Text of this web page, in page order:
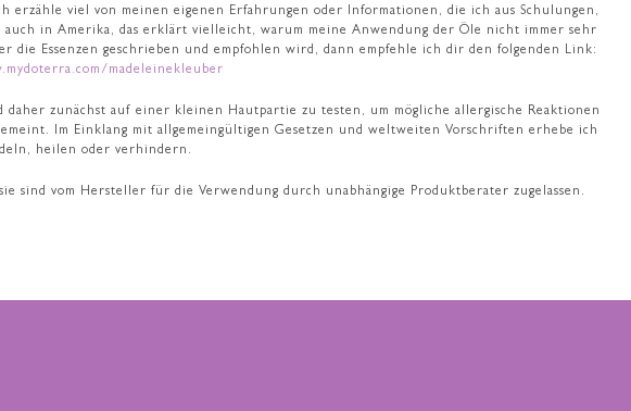
viel von meinen eigenen Erfahrungen oder Informationen, die ich aus Schulungen,
in Amerika, das erklärt vielleicht, warum meine Anwendung der Öle nicht immer sehr
Essenzen geschrieben und empfohlen wird, dann empfehle ich dir den folgenden Link:
madeleinekleuber
zunächst auf einer kleinen Hautpartie zu testen, um mögliche allergische Reaktionen
Im Einklang mit allgemeingültigen Gesetzen und weltweiten Vorschriften erhebe ich
heilen oder verhindern.
sind vom Hersteller für die Verwendung durch unabhängige Produktberater zugelassen.